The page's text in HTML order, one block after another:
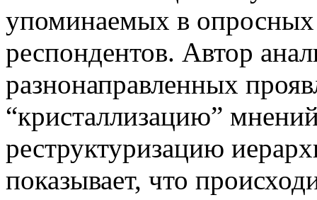
упоминаемых в опросных
респондентов. Автор
разнонаправленных
“кристаллизацию”
реструктуризацию
показывает, что